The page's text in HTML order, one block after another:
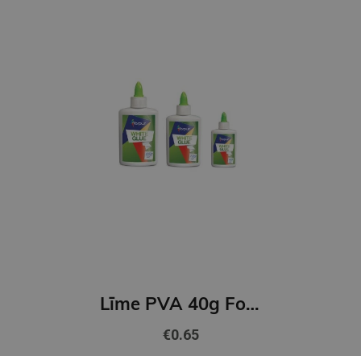
Līme PVA 40g Forpus
€0.65